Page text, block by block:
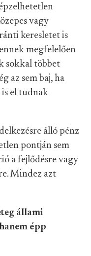
vagy
keresletet is
megfelelően
sokkal többet
az sem baj, ha
el tudnak
álló pénz
pontján sem
a fejlődésre vagy
Mindez azt
állami
épp